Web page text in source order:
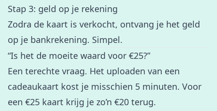
Stap 3: geld op je rekening
Zodra de kaart is verkocht, ontvang je het geld
op je bankrekening. Simpel.
“Is het de moeite waard voor €25?”
Een terechte vraag. Het uploaden van een
cadeaukaart kost je misschien 5 minuten. Voor
een €25 kaart krijg je zo’n €20 terug.